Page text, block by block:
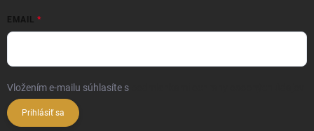
EMAIL
Vložením e-mailu súhlasíte s
Prihlásiť sa